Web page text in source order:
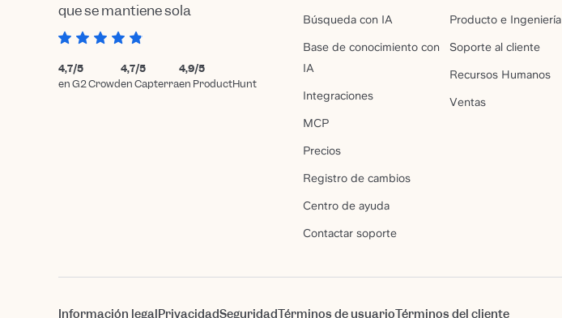
que se mantiene sola
4,7/5
en G2 Crowd
4,7/5
en Capterra
4,9/5
en ProductHunt
Búsqueda con IA
Base de conocimiento con
IA
Integraciones
MCP
Precios
Registro de cambios
Centro de ayuda
Contactar soporte
Producto e Ingeniería
Soporte al cliente
Recursos Humanos
Ventas
Información legalPrivacidadSeguridadTérminos de usuarioTérminos del cliente